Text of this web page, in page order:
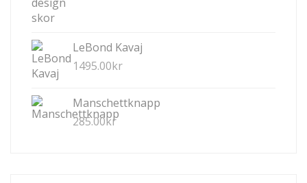
LeBond Kavaj
1495.00kr
Manschettknapp
285.00kr